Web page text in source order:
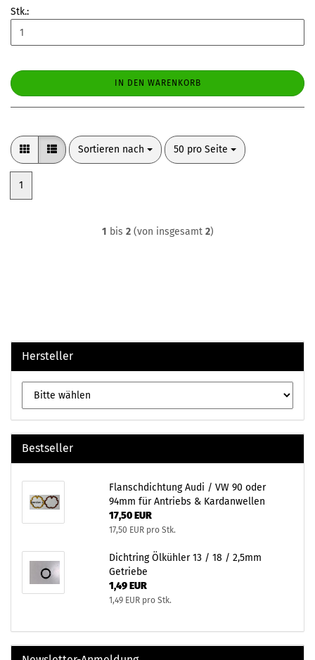
Stk.:
IN DEN WARENKORB
Sortieren nach
Sortieren nach 50 pro Seite
pro Seite
1
1 bis 2(von insgesamt 2)
Hersteller
Bestseller
Flanschdichtung Audi / VW 90 oder
94mm für Antriebs & Kardanwellen
17,50 EUR
17,50 EUR pro Stk.
Dichtring Ölkühler 13 / 18 / 2,5mm
Getriebe
1,49 EUR
1,49 EUR pro Stk.